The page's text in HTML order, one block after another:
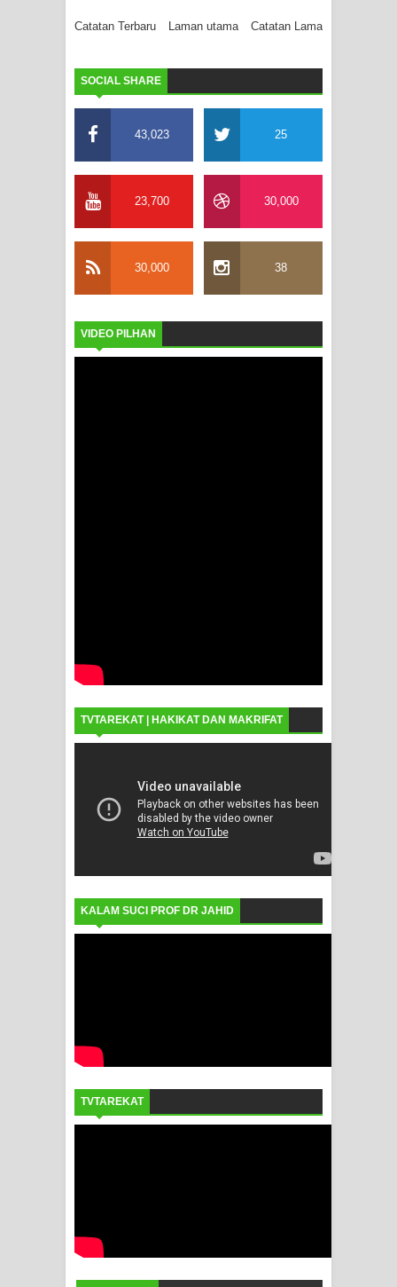
Catatan Terbaru Catatan Lama
Laman utama
SOCIAL SHARE
43,023 25
23,700 30,000
30,000 38
VIDEO PILHAN
TVTAREKAT | HAKIKAT DAN MAKRIFAT
KALAM SUCI PROF DR JAHID
TVTAREKAT